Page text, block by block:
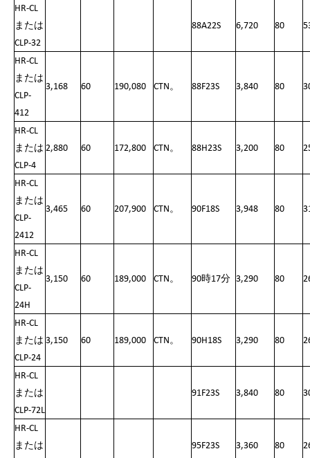
HR-CL
または
CLP-32
88A22S 6,720 80
HR-CL
または
CLP-
412
3,168 60 190,080 CTN。 88F23S 3,840 80
HR-CL
または
CLP-4
2,880 60 172,800 CTN。 88H23S 3,200 80
HR-CL
または
CLP-
2412
3,465 60 207,900 CTN。 90F18S 3,948 80
HR-CL
または
CLP-
24H
3,150 60 189,000 CTN。 90時17分 3,290 80
HR-CL
または
CLP-24
3,150 60 189,000 CTN。 90H18S 3,290 80
HR-CL
または
CLP-72L
91F23S 3,840 80
HR-CL
または
95F23S 3,360 80